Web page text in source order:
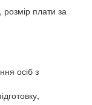
розмір плати за
осіб з